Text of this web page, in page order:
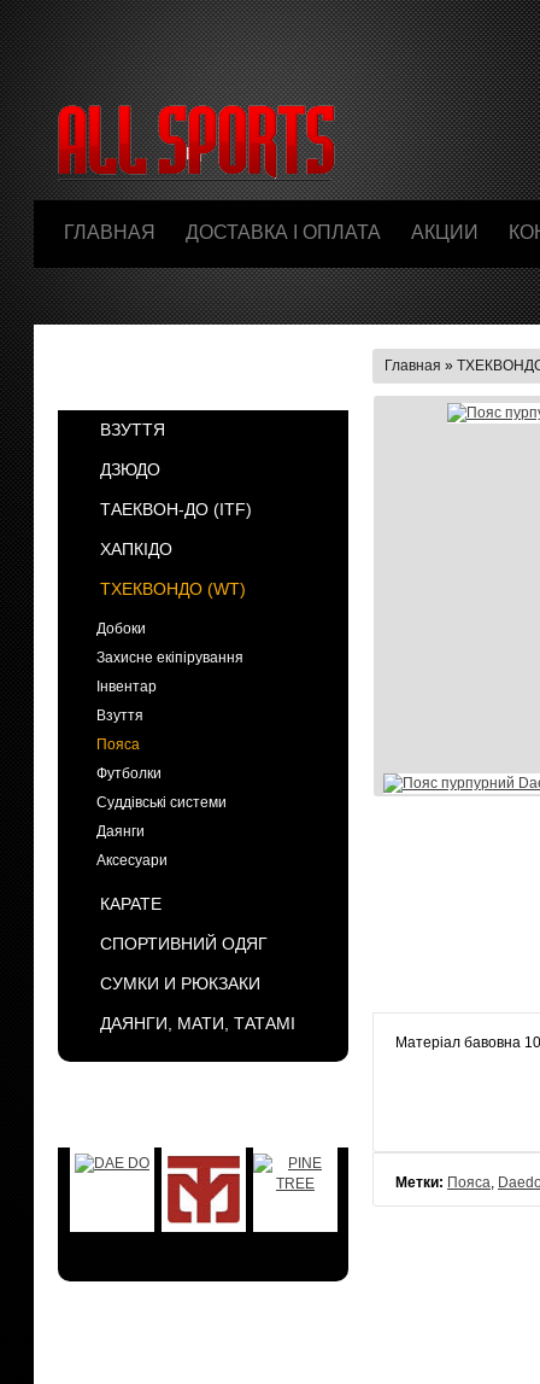
ГЛАВНАЯ ДОСТАВКА І ОПЛАТА АКЦИИ
ВЗУТТЯ
ДЗЮДО
ТАЕКВОН-ДО (ІТF)
ХАПКІДО
ТХЕКВОНДО (WT)
Добоки
Захисне екіпірування
Інвентар
Взуття
Пояса
Футболки
Суддівські системи
Даянги
Аксесуари
КАРАТЕ
СПОРТИВНИЙ ОДЯГ
СУМКИ И РЮКЗАКИ
ДАЯНГИ, МАТИ, ТАТАМІ
Главная »
Матеріал бавовна
Метки: Пояса,